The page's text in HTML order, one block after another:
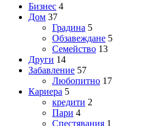
Бизнес 4
Дом 37
Градина 5
Обзавеждане 5
Семейство 13
Други 14
Забавление 57
Любопитно 17
Кариера 5
кредити 2
Пари 4
Спестявания 1